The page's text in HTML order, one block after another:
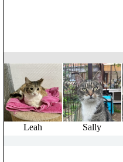
Leah Sally